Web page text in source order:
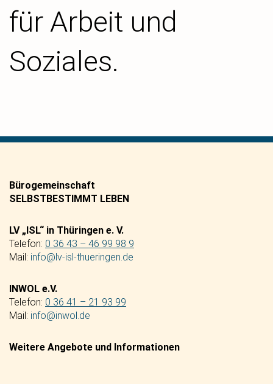
für Arbeit und
Soziales.
Bürogemeinschaft
SELBSTBESTIMMT LEBEN
LV „ISL“ in Thüringen e. V.
Telefon: 0 36 43 – 46 99 98 9
Mail: info@lv-isl-thueringen.de
INWOL e.V.
Telefon: 0 36 41 – 21 93 99
Mail: info@inwol.de
Weitere Angebote und Informationen